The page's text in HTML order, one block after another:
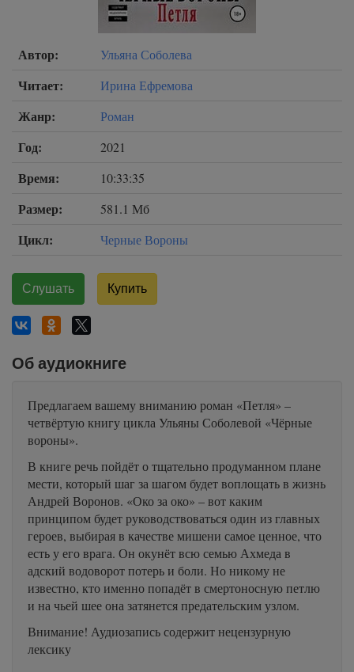
Автор: Ульяна Соболева
Читает: Ирина Ефремова
Жанр: Роман
Год: 2021
Время: 10:33:35
Размер: 581.1 Мб
Цикл: Черные Вороны
Слушать Купить
Об аудиокниге
Предлагаем вашему вниманию роман «Петля» –
четвёртую книгу цикла Ульяны Соболевой «Чёрные
вороны».
В книге речь пойдёт о тщательно продуманном плане
мести, который шаг за шагом будет воплощать в жизнь
Андрей Воронов. «Око за око» – вот каким
принципом будет руководствоваться один из главных
героев, выбирая в качестве мишени самое ценное, что
есть у его врага. Он окунёт всю семью Ахмеда в
адский водоворот потерь и боли. Но никому не
известно, кто именно попадёт в смертоносную петлю
и на чьей шее она затянется предательским узлом.
Внимание! Аудиозапись содержит нецензурную
лексику